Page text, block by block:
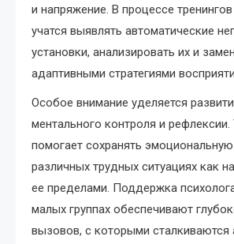
и напряжение. В процессе
учатся выявлять автоматические
установки, анализировать их и
адаптивными стратегиями
Особое внимание уделяется
ментального контроля и
помогает сохранять
различных трудных ситуациях как
ее пределами. Поддержка
малых группах обеспечивают
вызовов, с которыми сталкиваются